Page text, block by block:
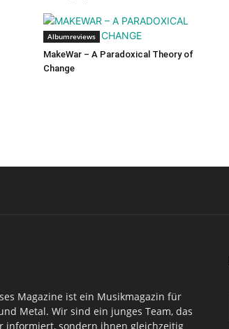
Albumreviews
MakeWar – A Paradoxical Theory of
Change
Magazine ist ein Musikmagazin für
Metal. Wir sind ein junges Team, das
informiert, sondern ihnen gleichzeitig